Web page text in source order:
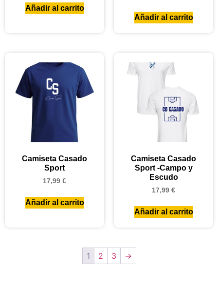
Añadir al carrito
Añadir al carrito
Camiseta Casado
Sport
17,99 €
Añadir al carrito
Camiseta Casado
Sport -Campo y
Escudo
17,99 €
Añadir al carrito
1 2 3 →